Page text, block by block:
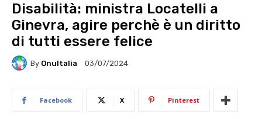
Disabilità: ministra Locatelli a
Ginevra, agire perchè è un diritto
di tutti essere felice
By OnuItalia 03/07/2024
Facebook X Pinterest